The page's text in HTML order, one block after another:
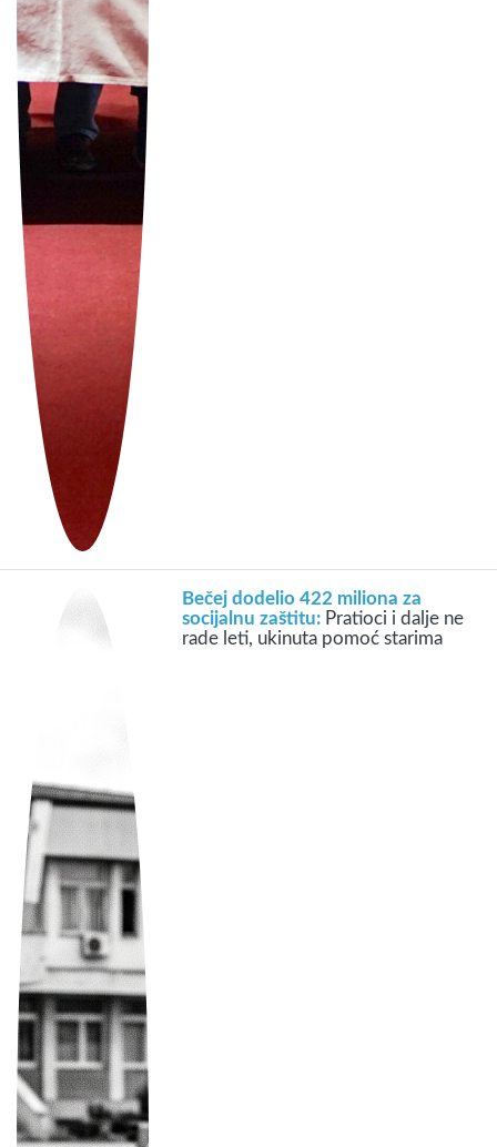
Bečej dodelio 422 miliona za
socijalnu zaštitu: Pratioci i dalje ne
rade leti, ukinuta pomoć starima